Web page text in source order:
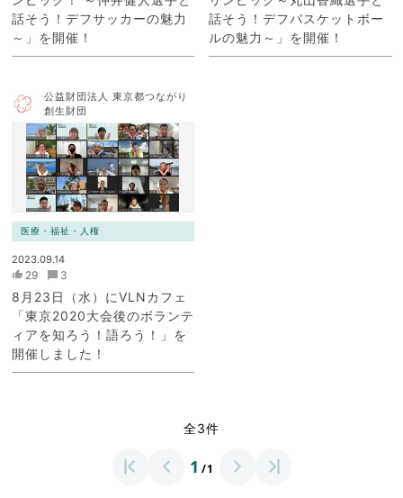
話そう！デフサッカーの魅力
～」を開催！
話そう！デフバスケットボー
ルの魅力～」を開催！
公益財団法人 東京都つながり
創生財団
医療・福祉・人権
2023.09.14
29 3
8月23日（水）にVLNカフェ
「東京2020大会後のボランテ
ィアを知ろう！語ろう！」を
開催しました！
全3件
1 /1